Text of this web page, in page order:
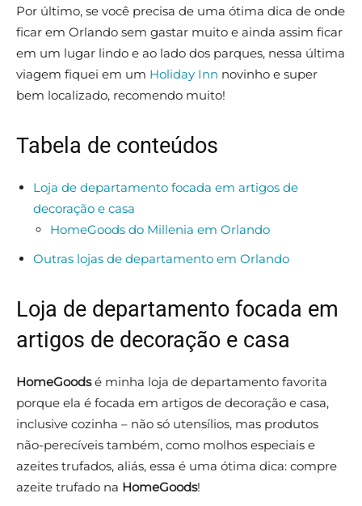
Por último, se você precisa de uma ótima dica de onde
ficar em Orlando sem gastar muito e ainda assim ficar
em um lugar lindo e ao lado dos parques, nessa última
viagem fiquei em um Holiday Inn novinho e super
bem localizado, recomendo muito!
Tabela de conteúdos
Loja de departamento focada em artigos de
decoração e casa
HomeGoods do Millenia em Orlando
Outras lojas de departamento em Orlando
Loja de departamento focada em
artigos de decoração e casa
HomeGoodsé minha loja de departamento favorita
porque ela é focada em artigos de decoração e casa,
inclusive cozinha – não só utensílios, mas produtos
não-perecíveis também, como molhos especiais e
azeites trufados, aliás, essa é uma ótima dica: compre
azeite trufado na HomeGoods!